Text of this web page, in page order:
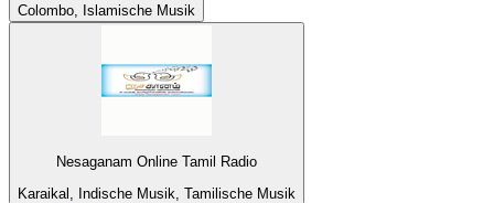
Colombo, Islamische Musik
Nesaganam Online Tamil Radio
Karaikal, Indische Musik, Tamilische Musik